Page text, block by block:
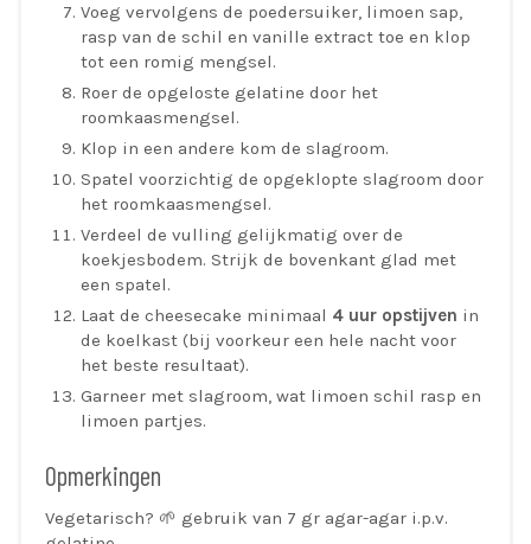
Voeg vervolgens de poedersuiker, limoen sap,
rasp van de schil en vanille extract toe en klop
tot een romig mengsel.
Roer de opgeloste gelatine door het
roomkaasmengsel.
Klop in een andere kom de slagroom.
Spatel voorzichtig de opgeklopte slagroom door
het roomkaasmengsel.
Verdeel de vulling gelijkmatig over de
koekjesbodem. Strijk de bovenkant glad met
een spatel.
Laat de cheesecake minimaal 4 uur opstijven in
de koelkast (bij voorkeur een hele nacht voor
het beste resultaat).
Garneer met slagroom, wat limoen schil rasp en
limoen partjes.
Opmerkingen
Vegetarisch? 🌱 gebruik van 7 gr agar-agar i.p.v.